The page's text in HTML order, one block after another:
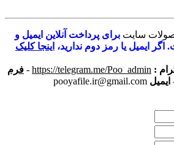
سایت برای پرداخت آنلاین ایمیل و
ایمیل یا رمز دوم ندارید، اینجا کلیک
:
https://telegram.me/Poo_admin
- فرم
ایمیل pooyafile.ir@gmail.com